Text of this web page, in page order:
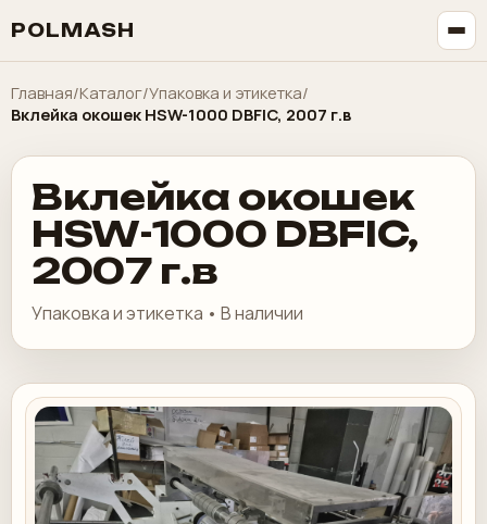
POLMASH
Главная/Каталог/Упаковка и этикетка/
Вклейка окошек HSW-1000 DBFIC, 2007 г.в
Вклейка окошек
HSW-1000 DBFIC,
2007 г.в
Упаковка и этикетка • В наличии